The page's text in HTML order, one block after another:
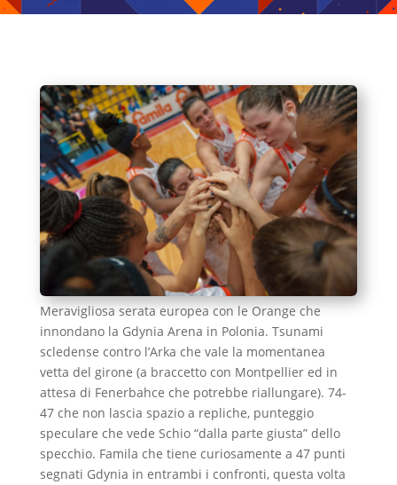
Meravigliosa serata europea con le Orange che
innondano la Gdynia Arena in Polonia. Tsunami
scledense contro l’Arka che vale la momentanea
vetta del girone (a braccetto con Montpellier ed in
attesa di Fenerbahce che potrebbe riallungare). 74-
47 che non lascia spazio a repliche, punteggio
speculare che vede Schio “dalla parte giusta” dello
specchio. Famila che tiene curiosamente a 47 punti
segnati Gdynia in entrambi i confronti, questa volta